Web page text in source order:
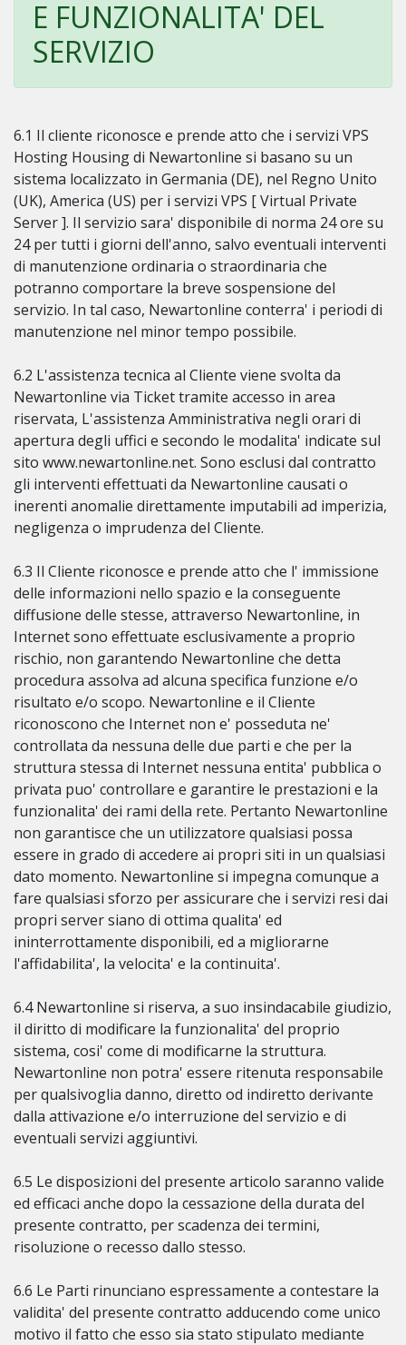
E FUNZIONALITA' DEL
SERVIZIO
6.1 Il cliente riconosce e prende atto che i servizi VPS
Hosting Housing di Newartonline si basano su un
sistema localizzato in Germania (DE), nel Regno Unito
(UK), America (US) per i servizi VPS [ Virtual Private
Server ]. Il servizio sara' disponibile di norma 24 ore su
24 per tutti i giorni dell'anno, salvo eventuali interventi
di manutenzione ordinaria o straordinaria che
potranno comportare la breve sospensione del
servizio. In tal caso, Newartonline conterra' i periodi di
manutenzione nel minor tempo possibile.
6.2 L'assistenza tecnica al Cliente viene svolta da
Newartonline via Ticket tramite accesso in area
riservata, L'assistenza Amministrativa negli orari di
apertura degli uffici e secondo le modalita' indicate sul
sito www.newartonline.net. Sono esclusi dal contratto
gli interventi effettuati da Newartonline causati o
inerenti anomalie direttamente imputabili ad imperizia,
negligenza o imprudenza del Cliente.
6.3 Il Cliente riconosce e prende atto che l' immissione
delle informazioni nello spazio e la conseguente
diffusione delle stesse, attraverso Newartonline, in
Internet sono effettuate esclusivamente a proprio
rischio, non garantendo Newartonline che detta
procedura assolva ad alcuna specifica funzione e/o
risultato e/o scopo. Newartonline e il Cliente
riconoscono che Internet non e' posseduta ne'
controllata da nessuna delle due parti e che per la
struttura stessa di Internet nessuna entita' pubblica o
privata puo' controllare e garantire le prestazioni e la
funzionalita' dei rami della rete. Pertanto Newartonline
non garantisce che un utilizzatore qualsiasi possa
essere in grado di accedere ai propri siti in un qualsiasi
dato momento. Newartonline si impegna comunque a
fare qualsiasi sforzo per assicurare che i servizi resi dai
propri server siano di ottima qualita' ed
ininterrottamente disponibili, ed a migliorarne
l'affidabilita', la velocita' e la continuita'.
6.4 Newartonline si riserva, a suo insindacabile giudizio,
il diritto di modificare la funzionalita' del proprio
sistema, cosi' come di modificarne la struttura.
Newartonline non potra' essere ritenuta responsabile
per qualsivoglia danno, diretto od indiretto derivante
dalla attivazione e/o interruzione del servizio e di
eventuali servizi aggiuntivi.
6.5 Le disposizioni del presente articolo saranno valide
ed efficaci anche dopo la cessazione della durata del
presente contratto, per scadenza dei termini,
risoluzione o recesso dallo stesso.
6.6 Le Parti rinunciano espressamente a contestare la
validita' del presente contratto adducendo come unico
motivo il fatto che esso sia stato stipulato mediante